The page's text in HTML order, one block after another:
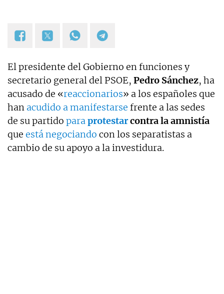
El presidente del Gobierno en funciones y
secretario general del PSOE, Pedro Sánchez, ha
acusado de «reaccionarios» a los españoles que
han acudido a manifestarse frente a las sedes
de su partido paraprotestarcontra la amnistía
que está negociando con los separatistas a
cambio de su apoyo a la investidura.